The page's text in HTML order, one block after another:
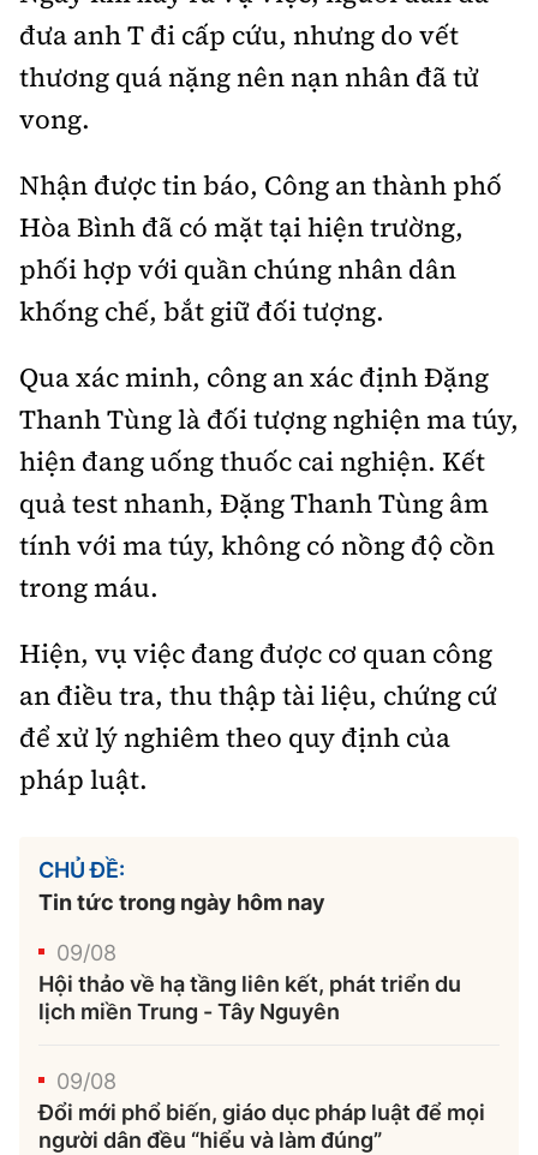
đưa anh T đi cấp cứu, nhưng do vết
thương quá nặng nên nạn nhân đã tử
vong.
Nhận được tin báo, Công an thành phố
Hòa Bình đã có mặt tại hiện trường,
phối hợp với quần chúng nhân dân
khống chế, bắt giữ đối tượng.
Qua xác minh, công an xác định Đặng
Thanh Tùng là đối tượng nghiện ma túy,
hiện đang uống thuốc cai nghiện. Kết
quả test nhanh, Đặng Thanh Tùng âm
tính với ma túy, không có nồng độ cồn
trong máu.
Hiện, vụ việc đang được cơ quan công
an điều tra, thu thập tài liệu, chứng cứ
để xử lý nghiêm theo quy định của
pháp luật.
CHỦ ĐỀ:
Tin tức trong ngày hôm nay
09/08
Hội thảo về hạ tầng liên kết, phát triển du
lịch miền Trung - Tây Nguyên
09/08
Đổi mới phổ biến, giáo dục pháp luật để mọi
người dân đều “hiểu và làm đúng”